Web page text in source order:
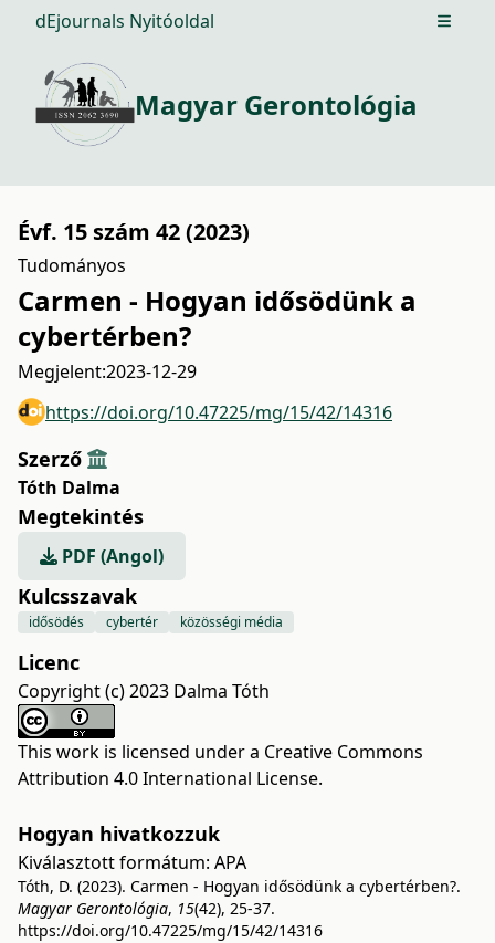
dEjournals Nyitóoldal Open
Magyar Gerontológia
Évf. 15 szám 42 (2023)
Tudományos
Carmen - Hogyan idősödünk a
cybertérben?
Megjelent:2023-12-29
https://doi.org/10.47225/mg/15/42/14316
Szerző
Tóth Dalma
Megtekintés
PDF (Angol)
Kulcsszavak
idősödés cybertér közösségi média
Licenc
Copyright (c) 2023 Dalma Tóth
This work is licensed under a Creative Commons
Attribution 4.0 International License.
Hogyan hivatkozzuk
Kiválasztott formátum: APA
Tóth, D. (2023). Carmen - Hogyan idősödünk a cybertérben?.
Magyar Gerontológia, 15(42), 25-37.
https://doi.org/10.47225/mg/15/42/14316